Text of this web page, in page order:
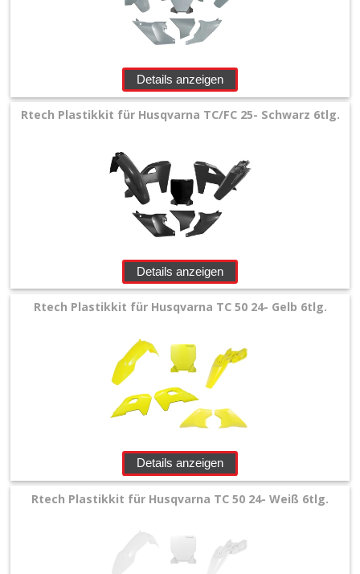
Details anzeigen
Rtech Plastikkit für Husqvarna TC/FC 25- Schwarz 6tlg.
Details anzeigen
Rtech Plastikkit für Husqvarna TC 50 24- Gelb 6tlg.
Details anzeigen
Rtech Plastikkit für Husqvarna TC 50 24- Weiß 6tlg.